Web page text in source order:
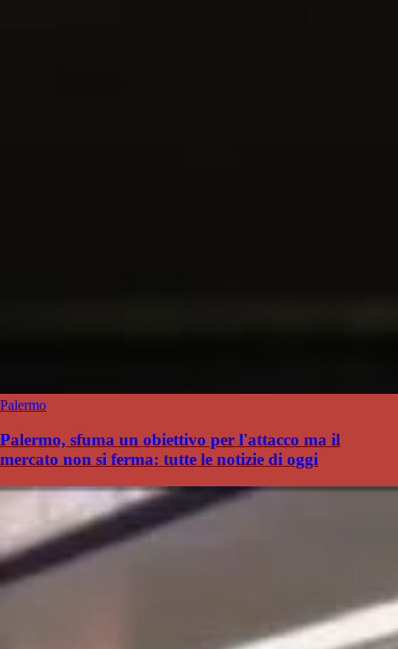
Palermo
Palermo, sfuma un obiettivo per l'attacco ma il
mercato non si ferma: tutte le notizie di oggi